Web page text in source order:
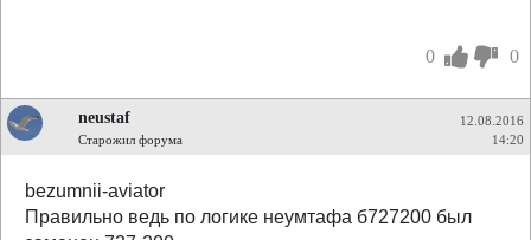
0 0
neustaf
Старожил форума
12.08.2016
14:20
bezumnii-aviator
Правильно ведь по логике неумтафа б727200 был